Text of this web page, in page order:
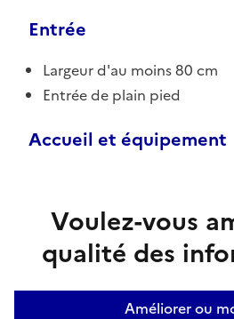
Entrée
Largeur d'au moins 80 cm
Entrée de plain pied
Accueil et équipement
Voulez-vous
qualité des
Améliorer ou